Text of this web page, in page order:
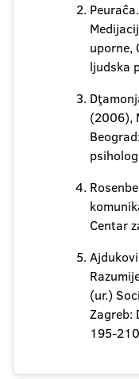
uporne,
ljudska
(2006),
Centar
(ur.)
Zagreb:
195-